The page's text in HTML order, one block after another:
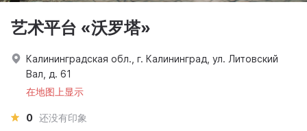
艺术平台 «沃罗塔»
Калининградская обл., г. Калининград, ул. Литовский
Вал, д. 61
在地图上显示
0 还没有印象